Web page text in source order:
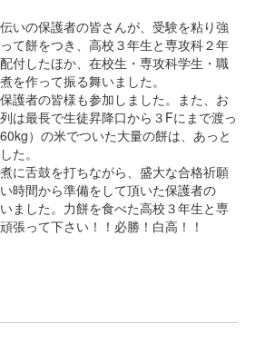
いの保護者の皆さんが、受験を粘り強
て餅をつき、高校３年生と専攻科２年
付したほか、在校生・専攻科学生・職
を作って振る舞いました。
護者の皆様も参加しました。また、お
は最長で生徒昇降口から３Fにまで渡っ
）の米でついた大量の餅は、あっと
た。
に舌鼓を打ちながら、盛大な合格祈願
時間から準備をして頂いた保護者の
ました。力餅を食べた高校３年生と専
張って下さい！！必勝！白高！！